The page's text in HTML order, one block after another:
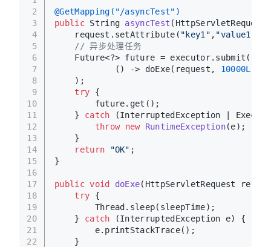
2
3
4
5
6
7
8
9
10
11
12
13
14
15
16
17
18
19
20
21
22
@GetMapping("/asyncTest")
public String asyncTest
    request.setAttribute(
"key1" , "value1"
// 异步处理任务
    Future<?> future = executor.submit(
            () -> doExe(request,
10000L
    );
try {
        future.get();
    }
catch (InterruptedException |
throw
new RuntimeException(e);
    }
return
"OK" ;
}
public void doExe(HttpServletRequest
try {
        Thread.sleep(sleepTime);
    }
catch (InterruptedException e) {
        e.printStackTrace();
    }